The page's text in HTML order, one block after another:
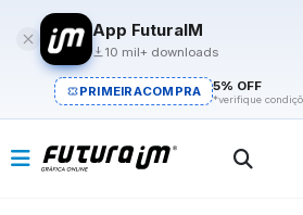
App FuturaIM
10 mil+ downloads
PRIMEIRACOMPRA 5% OFF
*verifique